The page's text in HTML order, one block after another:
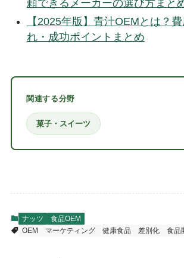
頼できるメーカーの選び方まと
【2025年版】青汁OEMとは？
れ・成功ポイントまとめ
関連する分野
菓子・スイーツ
ナッツ
食品OEM
OEM
マーケティング 健康食品 差別化 食品